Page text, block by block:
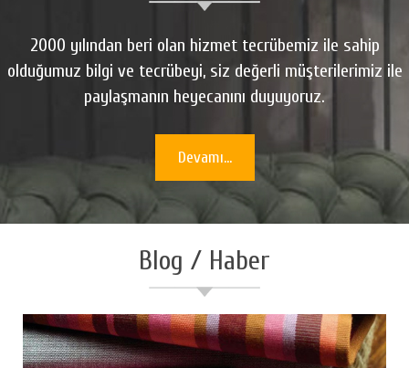
2000 yılından beri olan hizmet tecrübemiz ile sahip
olduğumuz bilgi ve tecrübeyi, siz değerli müşterilerimiz ile
paylaşmanın heyecanını duyuyoruz.
Devamı...
Blog / Haber